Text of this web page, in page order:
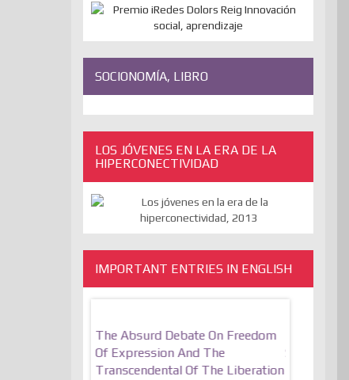
SOCIONOMÍA, LIBRO
LOS JÓVENES EN LA ERA DE LA
HIPERCONECTIVIDAD
IMPORTANT ENTRIES IN ENGLISH
The Absurd Debate On Freedom
Of Expression And The
Transcendental Of The Liberation
Stronger,